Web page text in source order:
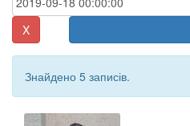
X
Знайдено 5 записів.